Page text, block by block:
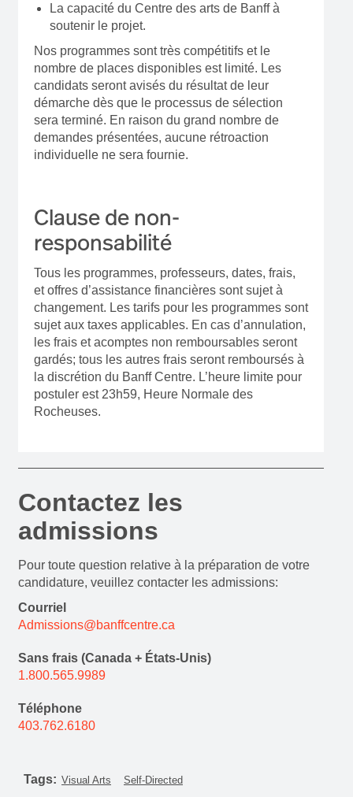
La capacité du Centre des arts de Banff à
soutenir le projet.
Nos programmes sont très compétitifs et le
nombre de places disponibles est limité. Les
candidats seront avisés du résultat de leur
démarche dès que le processus de sélection
sera terminé. En raison du grand nombre de
demandes présentées, aucune rétroaction
individuelle ne sera fournie.
Clause de non-
responsabilité
Tous les programmes, professeurs, dates, frais,
et offres d’assistance financières sont sujet à
changement. Les tarifs pour les programmes sont
sujet aux taxes applicables. En cas d’annulation,
les frais et acomptes non remboursables seront
gardés; tous les autres frais seront remboursés à
la discrétion du Banff Centre. L’heure limite pour
postuler est 23h59, Heure Normale des
Rocheuses.
Contactez les
admissions
Pour toute question relative à la préparation de votre
candidature, veuillez contacter les admissions:
Courriel
Admissions@banffcentre.ca
Sans frais (Canada + États-Unis)
1.800.565.9989
Téléphone
403.762.6180
Tags: Visual Arts Self-Directed